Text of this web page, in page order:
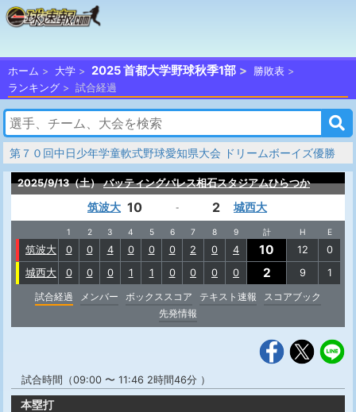
ホーム 大学 2025 首都大学野球秋季1部
勝敗表
ランキング
試合経過
第７０回中日少年学童軟式野球愛知県大会 ドリームボーイズ優勝
2025/9/13（土） バッティングパレス相石スタジアムひらつか
筑波大 10 - 2 城西大
1 2 3 4 5 6 7 8 9 計 H E
筑波大 0 0 4 0 0 0 2 0 4 10 12
0
城西大
0 0 0 1 1 0 0 0 0 2 9
1
試合経過
メンバー ボックススコア テキスト速報
スコアブック
先発情報
試合時間（09:00 〜 11:46 2時間46分 ）
本塁打